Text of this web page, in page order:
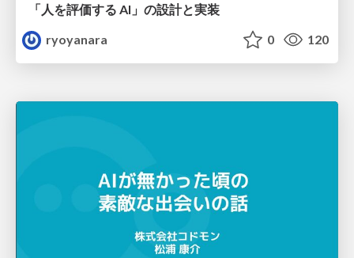
「人を評価する AI」の 設計と実装
ryoyanara
0 120